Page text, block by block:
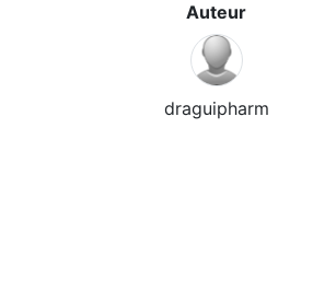
Auteur
draguipharm